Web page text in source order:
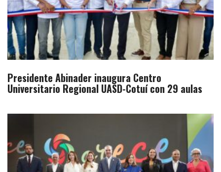
Presidente Abinader inaugura Centro
Universitario Regional UASD-Cotuí con 29 aulas